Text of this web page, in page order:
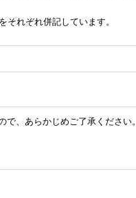
れぞれ併記しています。
、あらかじめご了承ください。